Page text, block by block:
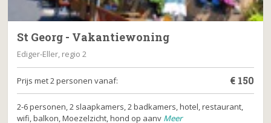
St Georg - Vakantiewoning
Ediger-Eller, regio 2
Prijs met 2 personen vanaf: € 150
2-6 personen, 2 slaapkamers, 2 badkamers, hotel, restaurant,
wifi, balkon, Moezelzicht, hond op aanv Meer